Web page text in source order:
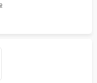
поплавка.